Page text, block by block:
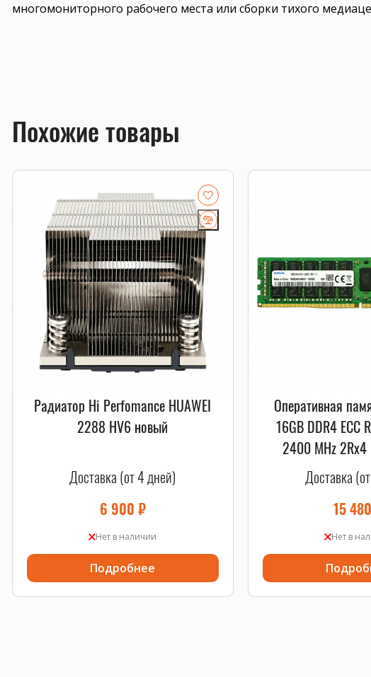
многомониторного рабочего места или сборки тихого
Похожие товары
Радиатор Hi Perfomance HUAWEI
2288 HV6 новый
Доставка (от 4 дней)
6 900 ₽
Нет в наличии
Подробнее
Оперативная
16GB DDR4 ECC
2400 MHz 2Rx4
Доставка
15 480
Нет в